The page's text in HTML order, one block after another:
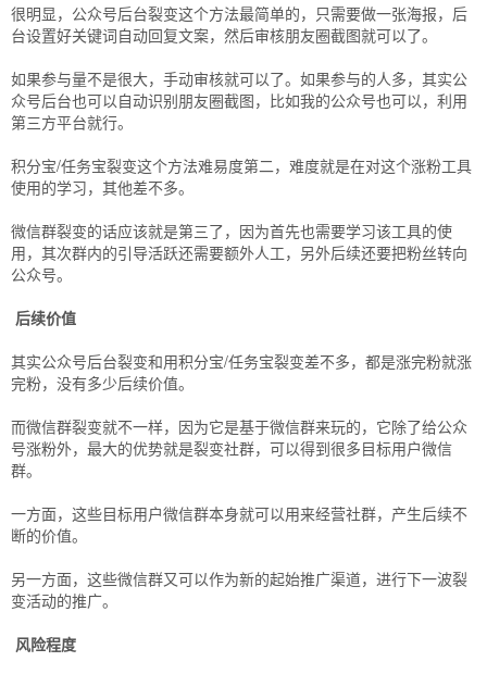
很明显，公众号后台裂变这个方法最简单的，只需要做一张海报，后
台设置好关键词自动回复文案，然后审核朋友圈截图就可以了。
如果参与量不是很大，手动审核就可以了。如果参与的人多，其实公
众号后台也可以自动识别朋友圈截图，比如我的公众号也可以，利用
第三方平台就行。
积分宝/任务宝裂变这个方法难易度第二，难度就是在对这个涨粉工具
使用的学习，其他差不多。
微信群裂变的话应该就是第三了，因为首先也需要学习该工具的使
用，其次群内的引导活跃还需要额外人工，另外后续还要把粉丝转向
公众号。
后续价值
其实公众号后台裂变和用积分宝/任务宝裂变差不多，都是涨完粉就涨
完粉，没有多少后续价值。
而微信群裂变就不一样，因为它是基于微信群来玩的，它除了给公众
号涨粉外，最大的优势就是裂变社群，可以得到很多目标用户微信
群。
一方面，这些目标用户微信群本身就可以用来经营社群，产生后续不
断的价值。
另一方面，这些微信群又可以作为新的起始推广渠道，进行下一波裂
变活动的推广。
风险程度